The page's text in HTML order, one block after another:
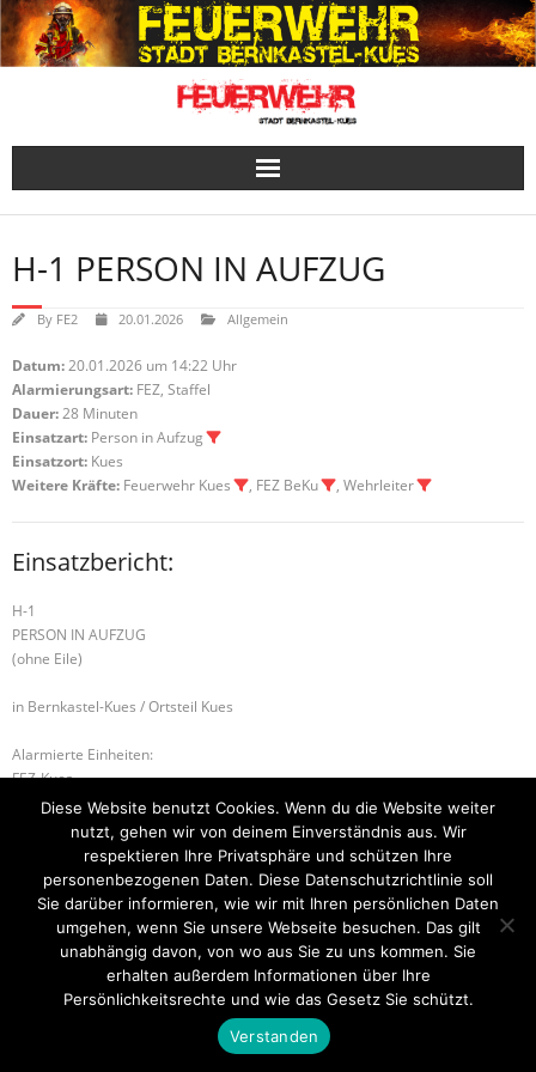
Skip
to
content
H-1 PERSON IN AUFZUG
By FE2 20.01.2026 Allgemein
Datum:20.01.2026 um 14:22 Uhr
Alarmierungsart: FEZ, Staffel
Dauer:28 Minuten
Einsatzart: Person in Aufzug
Einsatzort: Kues
Weitere Kräfte: Feuerwehr Kues , FEZ BeKu , Wehrleiter
Einsatzbericht:
H-1
PERSON IN AUFZUG
(ohne Eile)
in Bernkastel-Kues / Ortsteil Kues
Alarmierte Einheiten:
FEZ-Kues
FF-Kues-Staffel
B-2 BRANDMELDEANLAGE B-2 FAHRZEUGBRAND – GROSS
Startseite Einsätze Mitglied werden Über uns
Kontakt
Think Up Themes Ltd . Powered by
Diese Website benutzt Cookies. Wenn du die Website weiter
nutzt, gehen wir von deinem Einverständnis aus. Wir
respektieren Ihre Privatsphäre und schützen Ihre
personenbezogenen Daten. Diese Datenschutzrichtlinie soll
Sie darüber informieren, wie wir mit Ihren persönlichen Daten
umgehen, wenn Sie unsere Webseite besuchen. Das gilt
unabhängig davon, von wo aus Sie zu uns kommen. Sie
erhalten außerdem Informationen über Ihre
Persönlichkeitsrechte und wie das Gesetz Sie schützt.
Verstanden